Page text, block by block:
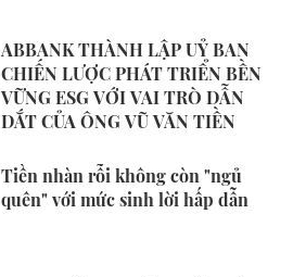
ABBANK THÀNH LẬP UỶ BAN
CHIẾN LƯỢC PHÁT TRIỂN BỀN
VỮNG ESG VỚI VAI TRÒ DẪN
DẮT CỦA ÔNG VŨ VĂN TIỀN
Tiền nhàn rỗi không còn "ngủ
quên" với mức sinh lời hấp dẫn